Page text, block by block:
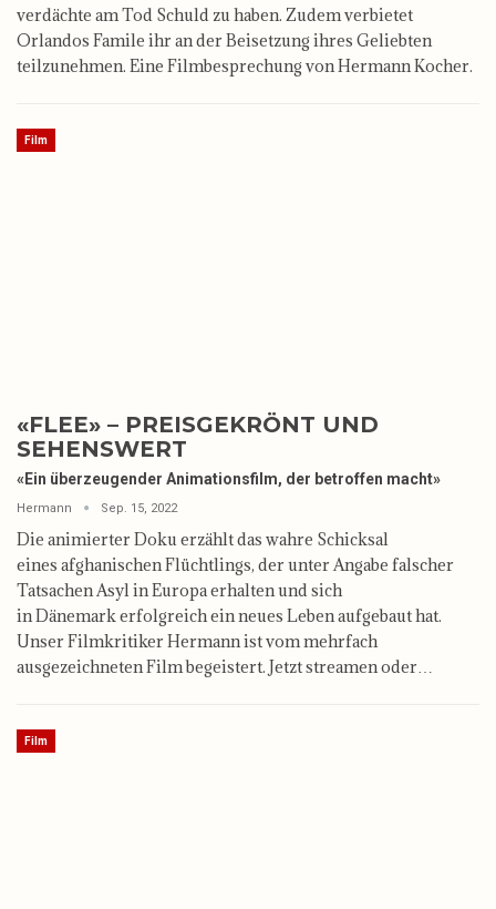
verdächte am Tod Schuld zu haben. Zudem verbietet
Orlandos Famile ihr an der Beisetzung ihres Geliebten
teilzunehmen. Eine Film­besprechung von Hermann Kocher.
Film
«FLEE» – PREISGEKRÖNT UND
SEHENSWERT
«Ein überzeugender Animationsfilm, der betroffen macht»
Hermann Sep. 15, 2022
Die animierter Doku erzählt das wahre Schicksal
eines afghanischen Flüchtlings, der unter Angabe falscher
Tatsachen Asyl in Europa erhalten und sich
in Dänemark erfolgreich ein neues Leben aufgebaut hat.
Unser Filmkritiker Hermann ist vom mehrfach
ausgezeichneten Film begeistert. Jetzt streamen oder…
Film